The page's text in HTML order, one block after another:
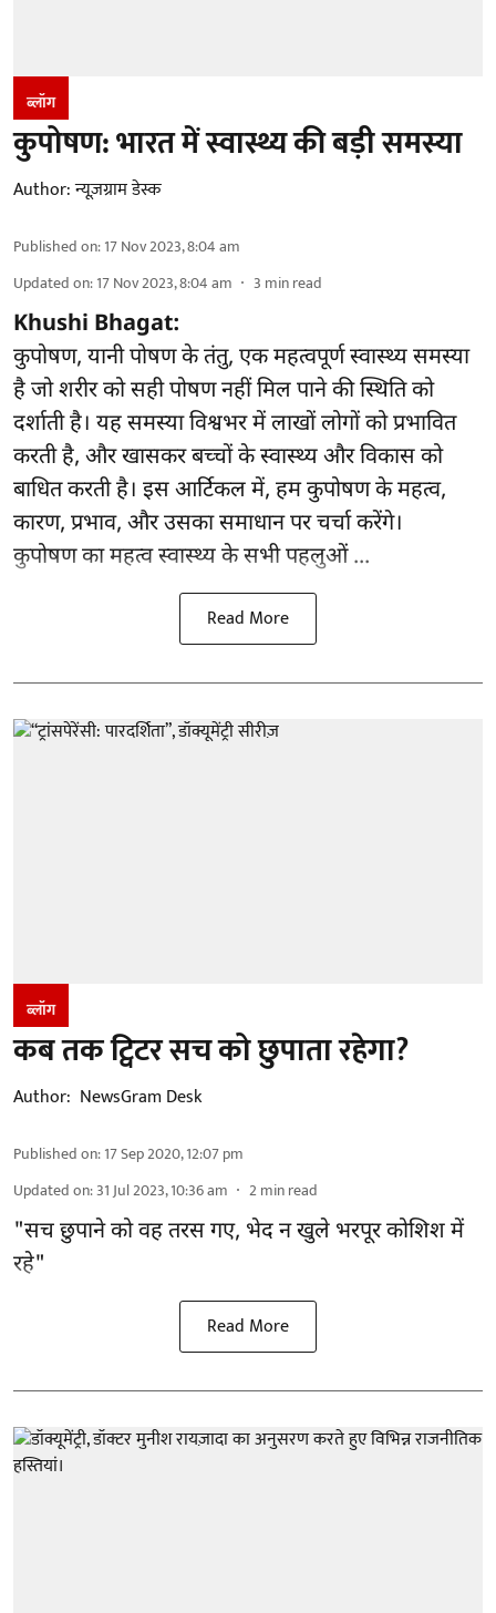
ब्लॉग
कुपोषण: भारत में स्वास्थ्य की बड़ी समस्या
Author:न्यूज़ग्राम डेस्क
Published on:17 Nov 2023, 8:04 am
Updated on:17 Nov 2023, 8:04 am 3 min read
Khushi Bhagat:
कुपोषण, यानी पोषण के तंतु, एक महत्वपूर्ण स्वास्थ्य समस्या
है जो शरीर को सही पोषण नहीं मिल पाने की स्थिति को
दर्शाती है। यह समस्या विश्वभर में लाखों लोगों को प्रभावित
करती है, और खासकर बच्चों के स्वास्थ्य और विकास को
बाधित करती है। इस आर्टिकल में, हम कुपोषण के महत्व,
कारण, प्रभाव, और उसका समाधान पर चर्चा करेंगे।
कुपोषण का महत्व स्वास्थ्य के सभी पहलुओं ...
Read More
ब्लॉग
कब तक ट्विटर सच को छुपाता रहेगा?
Author: NewsGram Desk
Published on:17 Sep 2020, 12:07 pm
Updated on:31 Jul 2023, 10:36 am 2min read
"सच छुपाने को वह तरस गए, भेद न खुले भरपूर कोशिश में
रहे"
Read More